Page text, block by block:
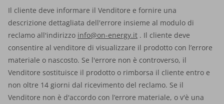
Il cliente deve informare il Venditore e fornire una
descrizione dettagliata dell'errore insieme al modulo di
reclamo all'indirizzo info@on-energy.it . Il cliente deve
consentire al venditore di visualizzare il prodotto con l’errore
materiale o nascosto. Se l'errore non è controverso, il
Venditore sostituisce il prodotto o rimborsa il cliente entro e
non oltre 14 giorni dal ricevimento del reclamo. Se il
Venditore non è d'accordo con l’errore materiale, o v'è una